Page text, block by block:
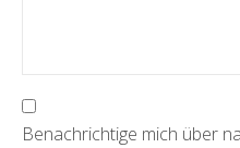
Benachrichtige mich über